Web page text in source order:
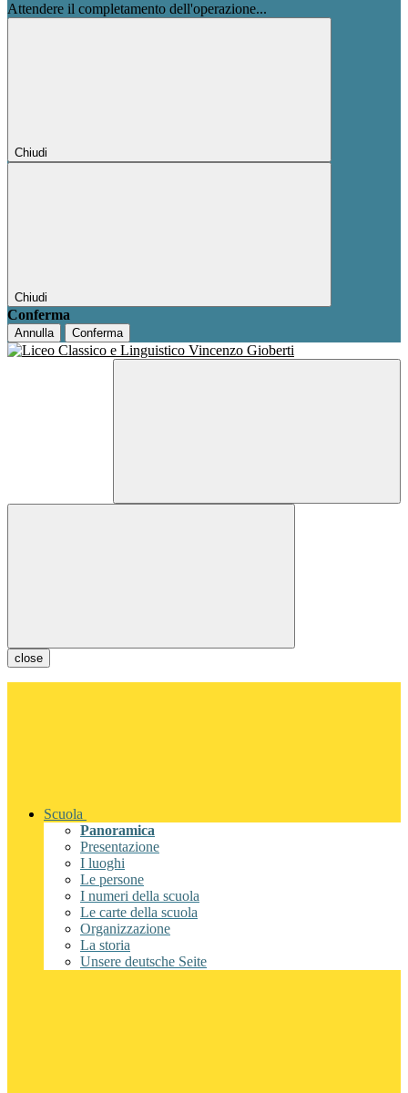
Attendere il completamento dell'operazione...
Chiudi
Chiudi
Conferma
Annulla Conferma
close
Scuola
Panoramica
Presentazione
I luoghi
Le persone
I numeri della scuola
Le carte della scuola
Organizzazione
La storia
Unsere deutsche Seite